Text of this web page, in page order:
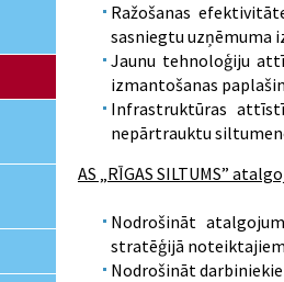
Ražošanas
sasniegtu uzņēmuma
Jaunu tehnoloģiju
izmantošanas
Infrastruktūras
nepārtrauktu
AS „RĪGAS SILTUMS”
Nodrošināt
stratēģijā
Nodrošināt